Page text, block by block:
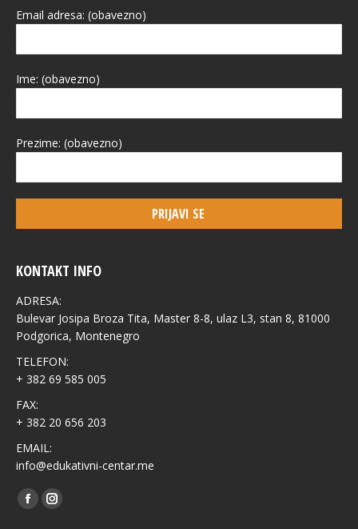
Email adresa: (obavezno)
Ime: (obavezno)
Prezime: (obavezno)
KONTAKT INFO
ADRESA:
Bulevar Josipa Broza Tita, Master 8-8, ulaz L3, stan 8, 81000
Podgorica, Montenegro
TELEFON:
+ 382 69 585 005
FAX:
+ 382 20 656 203
EMAIL:
info@edukativni-centar.me
Find us on:
FacebookInstagram